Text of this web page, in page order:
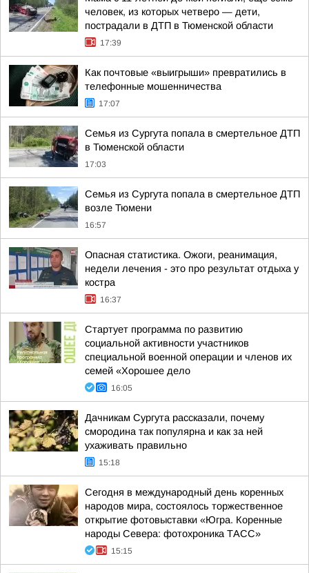
человек, из которых четверо — дети,
пострадали в ДТП в Тюменской области
17:39
Как почтовые «выигрыши» превратились в
телефонные мошенничества
17:07
Семья из Сургута попала в смертельное ДТП
в Тюменской области
17:03
Семья из Сургута попала в смертельное ДТП
возле Тюмени
16:57
Опасная статистика. Ожоги, реанимация,
недели лечения - это про результат отдыха у
костра
16:37
Стартует программа по развитию
социальной активности участников
специальной военной операции и членов их
семей «Хорошее дело
16:05
Дачникам Сургута рассказали, почему
смородина так популярна и как за ней
ухаживать правильно
15:18
Сегодня в международный день коренных
народов мира, состоялось торжественное
открытие фотовыставки «Югра. Коренные
народы Севера: фотохроника ТАСС»
15:15